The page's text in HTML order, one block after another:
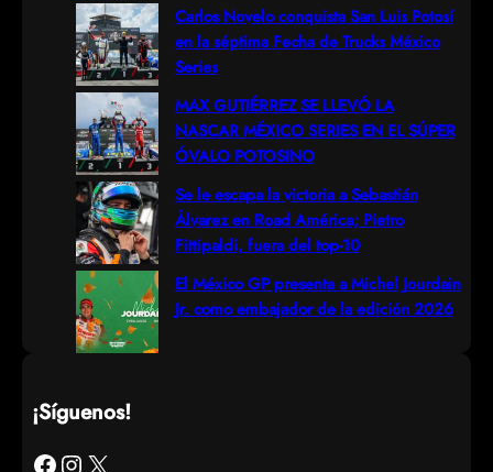
Carlos Novelo conquista San Luis Potosí
en la séptima Fecha de Trucks México
Series
MAX GUTIÉRREZ SE LLEVÓ LA
NASCAR MÉXICO SERIES EN EL SÚPER
ÓVALO POTOSINO
Se le escapa la victoria a Sebastián
Álvarez en Road América; Pietro
Fittipaldi, fuera del top-10
El México GP presenta a Michel Jourdain
Jr. como embajador de la edición 2026
¡Síguenos!
Facebook Instagram X